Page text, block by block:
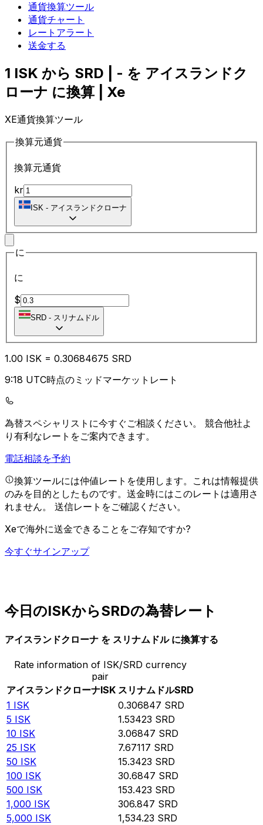
通貨換算ツール
通貨チャート
レートアラート
送金する
1 ISK から SRD | - を アイスランドク
ローナ に換算 | Xe
XE通貨換算ツール
換算元通貨
換算元通貨
kr
ISK - アイスランドクローナ
に
に
$
SRD - スリナムドル
1.00 ISK = 0.30684675 SRD
9:18 UTC時点のミッドマーケットレート
為替スペシャリストに今すぐご相談ください。 競合他社よ
り有利なレートをご案内できます。
電話相談を予約
換算ツールには仲値レートを使用します。これは情報提供
のみを目的としたものです。送金時にはこのレートは適用さ
れません。 送信レートをご確認ください。
Xeで海外に送金できることをご存知ですか?
今すぐサインアップ
今日のISKからSRDの為替レート
アイスランドクローナ を スリナムドル に換算する
Rate information of ISK/SRD currency
pair
アイスランドクローナISK スリナムドルSRD
1 ISK 0.306847 SRD
5 ISK 1.53423 SRD
10 ISK 3.06847 SRD
25 ISK 7.67117 SRD
50 ISK 15.3423 SRD
100 ISK 30.6847 SRD
500 ISK 153.423 SRD
1,000 ISK 306.847 SRD
5,000 ISK 1,534.23 SRD